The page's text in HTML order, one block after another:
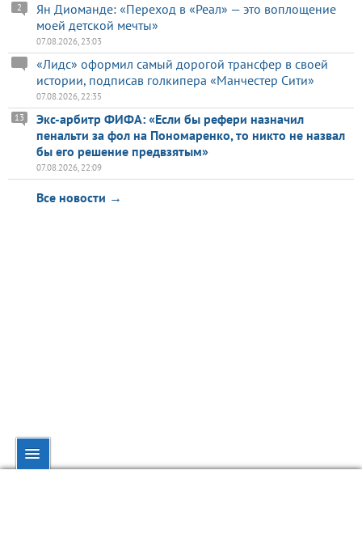
Ян Диоманде: «Переход в «Реал» — это воплощение
моей детской мечты»
2
07.08.2026, 23:03
«Лидс» оформил самый дорогой трансфер в своей
истории, подписав голкипера «Манчестер Сити»
07.08.2026, 22:35
Экс-арбитр ФИФА: «Если бы рефери назначил
пенальти за фол на Пономаренко, то никто не назвал
бы его решение предвзятым»
13
07.08.2026, 22:09
Все новости →